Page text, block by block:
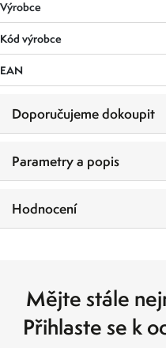
Výrobce
Kód výrobce
EAN
Doporučujeme dokoupit
Parametry a popis
Hodnocení
Mějte stále
Přihlaste se k